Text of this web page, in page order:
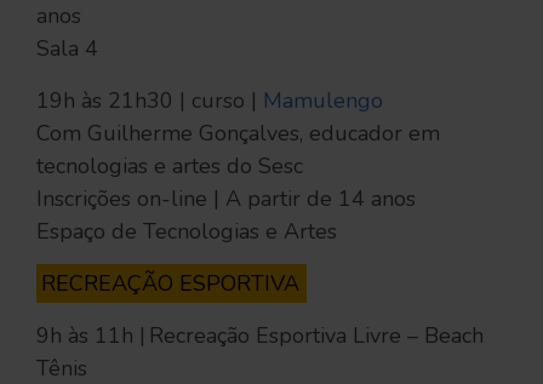
anos
Sala 4
19h às 21h30 | curso | Mamulengo
Com Guilherme Gonçalves, educador em
tecnologias e artes do Sesc
Inscrições on-line | A partir de 14 anos
Espaço de Tecnologias e Artes
RECREAÇÃO ESPORTIVA
9h às 11h | Recreação Esportiva Livre – Beach
Tênis